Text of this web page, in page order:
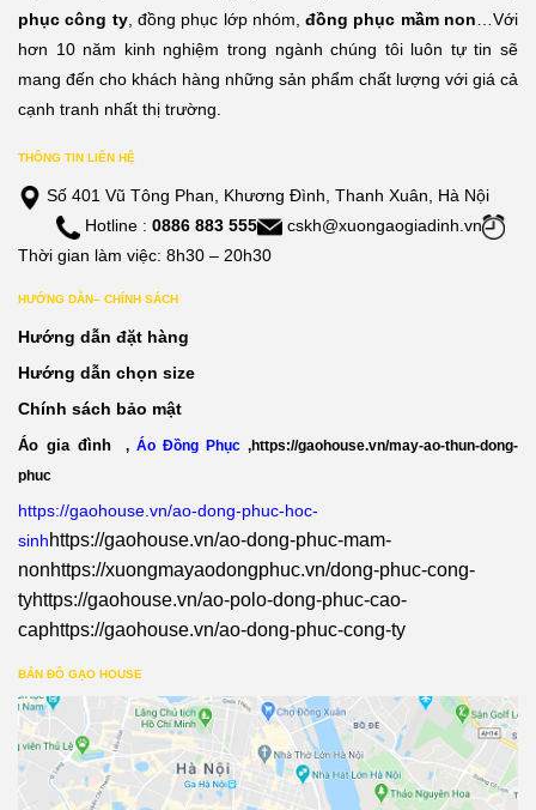
phục công ty, đồng phục lớp nhóm,đồng phục mầm non …Với
hơn 10 năm kinh nghiệm trong ngành chúng tôi luôn tự tin sẽ
mang đến cho khách hàng những sản phẩm chất lượng với giá cả
cạnh tranh nhất thị trường.
THÔNG TIN LIÊN HỆ
Số 401 Vũ Tông Phan, Khương Đình, Thanh Xuân, Hà Nội
Hotline : 0886 883 555
cskh@xuongaogiadinh.vn
Thời gian làm việc: 8h30 – 20h30
HƯỚNG DẪN– CHÍNH SÁCH
Hướng dẫn đặt hàng
Hướng dẫn chọn size
Chính sách bảo mật
Áo gia đình , Áo Đồng Phục ,https://gaohouse.vn/may-ao-thun-dong-
phuc
https://gaohouse.vn/ao-dong-phuc-hoc-
sinhhttps://gaohouse.vn/ao-dong-phuc-mam-
nonhttps://xuongmayaodongphuc.vn/dong-phuc-cong-
tyhttps://gaohouse.vn/ao-polo-dong-phuc-cao-
caphttps://gaohouse.vn/ao-dong-phuc-cong-ty
BẢN ĐỒ GẠO HOUSE